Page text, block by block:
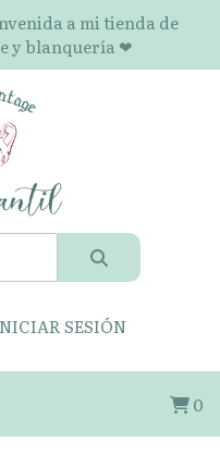
a mi tienda de
y blanquería ❤
SESIÓN
0